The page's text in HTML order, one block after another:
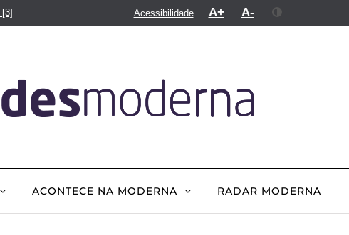
[3] Acessibilidade A+ A-
ACONTECE NA MODERNA RADAR MODERNA